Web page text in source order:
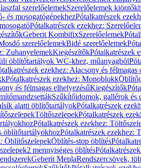
szerelőelemekSzerelőelemek
és mosogatógépekhezPótalkatrészek
Pótalkatrészek ezekhez:
Geberit KombifixSzerelőelemek
szerelőelemekBidé szerelőelemek
ZuhanyelemekKiegészítőkPótalkatrészek
öblítőtartályok WC-khez, műanyagból
ezekhez: Alacsony és félmagas
Pótalkatrészek ezekhez: Monoblokk
és félmagas elhelyezésűKiegészítők
Szűkítőidomok, gallérok és
alatti öblítőtartályokPótalkatrészek
TöltőszelepekPótalkatrészek
Pótalkatrészek ezekhez:
öblítőtartályokhozPótalkatrészek ezekhez:
ÖblítőszelepekÖblítés-stop öblítés
2 mennyiséges öblítés
Geberit MeplaRendszercsövek,